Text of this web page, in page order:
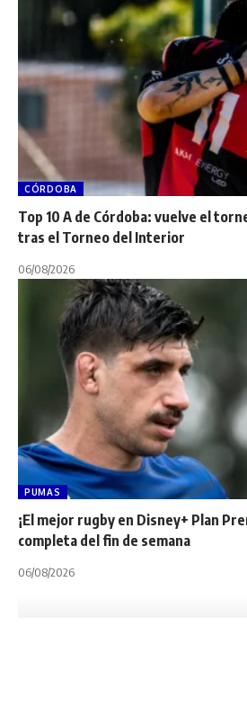
CÓRDOBA
Top 10 A de Córdoba: vuelve el
tras el Torneo del Interior
06/08/2026
PUMAS
¡El mejor rugby en Disney+ Plan
completa del fin de semana
06/08/2026